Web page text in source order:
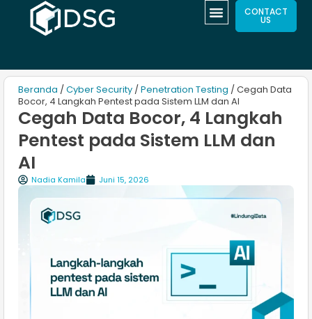
CONTACT
US
Beranda / Cyber Security / Penetration Testing / Cegah Data
Bocor, 4 Langkah Pentest pada Sistem LLM dan AI
Cegah Data Bocor, 4 Langkah
Pentest pada Sistem LLM dan
AI
Nadia Kamila Juni 15, 2026